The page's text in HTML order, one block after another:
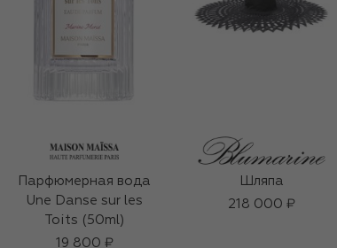
Парфюмерная вода
Une Danse sur les
Toits (50ml)
19 800 ₽
Шляпа
218 000 ₽